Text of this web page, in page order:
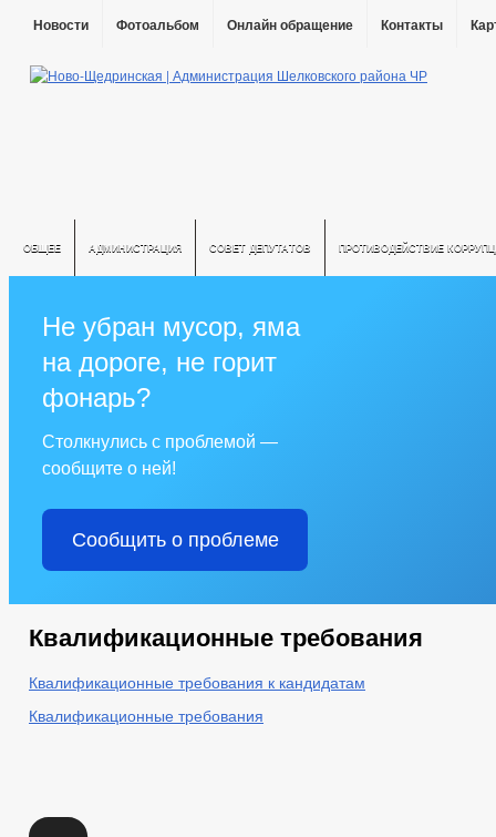
Новости Фотоальбом Онлайн обращение Контакты
ОБЩЕЕ АДМИНИСТРАЦИЯ СОВЕТ ДЕПУТАТОВ ПРОТИВОДЕЙСТВИЕ
Не убран мусор, яма
на дороге, не горит
фонарь?
Столкнулись с проблемой —
сообщите о ней!
Сообщить о проблеме
Квалификационные требования
Квалификационные требования к кандидатам
Квалификационные требования